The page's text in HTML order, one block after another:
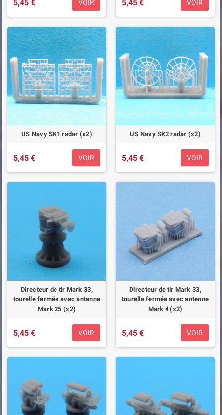
5,45 € VOIR 5,45 € VOIR
US Navy SK1 radar (x2)
5,45 € VOIR
US Navy SK2 radar (x2)
5,45 € VOIR
Directeur de tir Mark 33,
tourelle fermée avec antenne
Mark 25 (x2)
5,45 € VOIR
Directeur de tir Mark 33,
tourelle fermée avec antenne
Mark 4 (x2)
5,45 € VOIR